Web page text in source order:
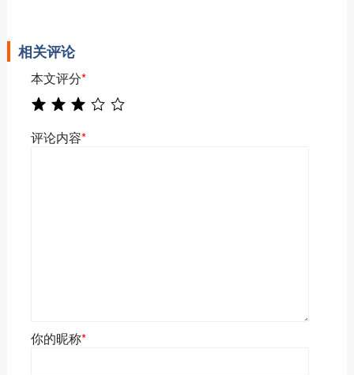
相关评论
本文评分*
评论内容*
你的昵称*